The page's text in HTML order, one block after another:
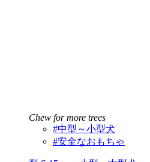
Chew for more trees
#中型～小型犬
#安全なおもちゃ